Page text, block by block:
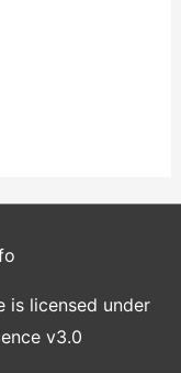
is licensed under
v3.0